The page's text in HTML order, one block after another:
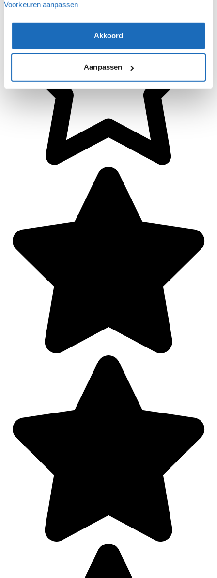
Voorkeuren aanpassen
Akkoord
Aanpassen